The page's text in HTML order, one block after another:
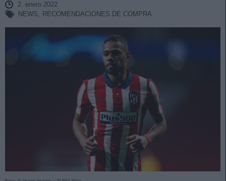
2. enero 2022
NEWS, RECOMENDACIONES DE COMPRA